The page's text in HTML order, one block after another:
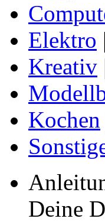
Elektro |
Kreativ
Kochen
Deine